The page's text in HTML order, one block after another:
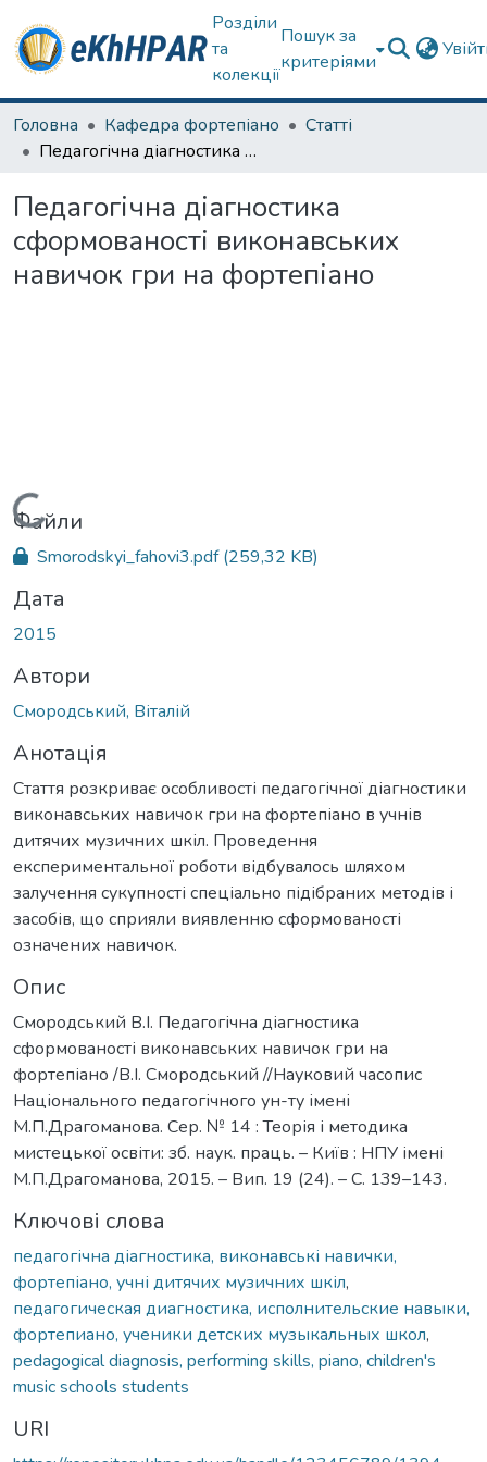
Розділи
та
колекції
Пошук за
критеріями
Головна Кафедра фортепіано
Статті
Педагогічна діагностика сформованості виконавських навичок гри на фортепіано
Педагогічна діагностика
сформованості виконавських
навичок гри на фортепіано
Вантажиться...
Файли
Smorodskyi_fahovi3.pdf(259,32 KB)
Дата
2015
Автори
Смородський, Віталій
Анотація
Стаття розкриває особливості педагогічної діагностики
виконавських навичок гри на фортепіано в учнів
дитячих музичних шкіл. Проведення
експериментальної роботи відбувалось шляхом
залучення сукупності спеціально підібраних методів і
засобів, що сприяли виявленню сформованості
означених навичок.
Опис
Смородський В.І. Педагогічна діагностика
сформованості виконавських навичок гри на
фортепіано /В.І. Смородський //Науковий часопис
Національного педагогічного ун-ту імені
М.П.Драгоманова. Сер. № 14 : Теорія і методика
мистецької освіти: зб. наук. праць. – Київ : НПУ імені
М.П.Драгоманова, 2015. – Вип. 19 (24). – С. 139–143.
Ключові слова
педагогічна діагностика, виконавські навички,
фортепіано, учні дитячих музичних шкіл,
педагогическая диагностика, исполнительские навыки,
фортепиано, ученики детских музыкальных школ,
pedagogical diagnosis, performing skills, piano, children's
music schools students
URI